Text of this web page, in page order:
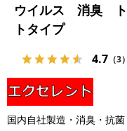
ウイルス 消臭 ト
トタイプ
4.7 （3）
国内自社製造・消臭・抗菌